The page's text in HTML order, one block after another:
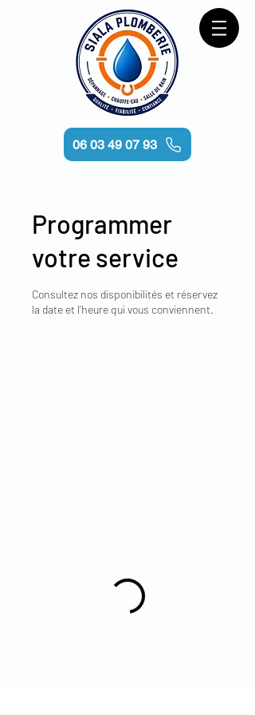
06 03 49 07 93
Programmer
votre service
Consultez nos disponibilités et réservez
la date et l'heure qui vous conviennent.